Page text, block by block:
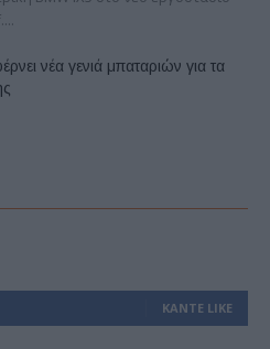
νέα γενιά μπαταριών για τα
ΚΆΝΤΕ LIKE